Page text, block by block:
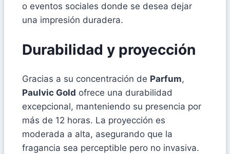
o eventos sociales donde se desea dejar
una impresión duradera.
Durabilidad y proyección
Gracias a su concentración de Parfum,
Paulvic Gold ofrece una durabilidad
excepcional, manteniendo su presencia por
más de 12 horas. La proyección es
moderada a alta, asegurando que la
fragancia sea perceptible pero no invasiva.